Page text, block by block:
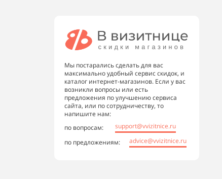
Мы постарались сделать для вас
максимально удобный сервис скидок, и
каталог интернет-магазинов. Если у вас
возникли вопросы или есть
предложения по улучшению сервиса
сайта, или по сотрудничеству, то
напишите нам:
по вопросам:
support@vvizitnice.ru
по предложениям:
advice@vvizitnice.ru